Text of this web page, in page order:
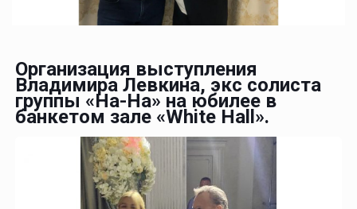
Организация выступления
Владимира Левкина, экс солиста
группы «На-На» на юбилее в
банкетом зале «White Hall».